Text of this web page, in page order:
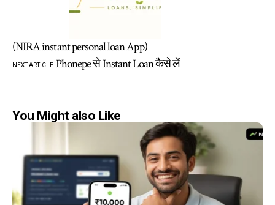
(NIRA instant personal loan App)
NEXT ARTICLE Phonepe से Instant Loan कैसे लें
You Might also Like